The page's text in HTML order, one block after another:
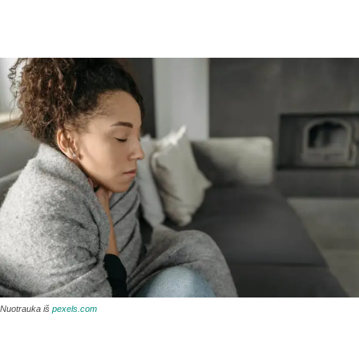
Nuotrauka iš pexels.com